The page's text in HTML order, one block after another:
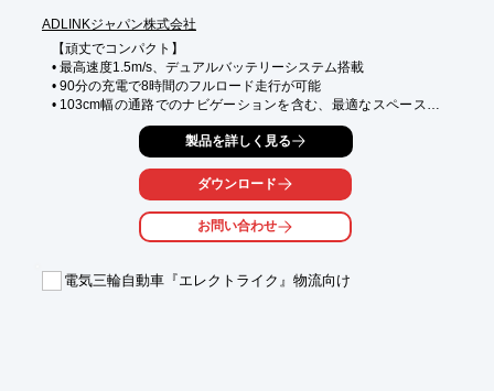
3.マテハン機器詳細仕様、MAPデータの提供
4.MAPデータを元にTOP上でレイアウトの再現を実施、お客様へ
展開
5.シミュレーションMAPの確認、承認
合わせください。
ADLINKジャパン株式会社
【頑丈でコンパクト】
• 最高速度1.5m/s、デュアルバッテリーシステム搭載
• 90分の充電で8時間のフルロード走行が可能
• 103cm幅の通路でのナビゲーションを含む、最適なスペース利
【トップモジュールとの互換性】
• トップモジュールとペイロードを安定させるマウントポイント
• 堅牢なシャーシとサスペンションにより、凹凸のある床面でも
安全に操作可能
【迅速な導入】
製品を詳しく見る
ダウンロード
お問い合わせ
電気三輪自動車『エレクトライク』物流向け